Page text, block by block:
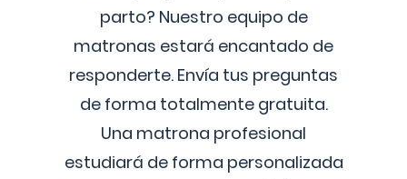
parto? Nuestro equipo de
matronas estará encantado de
responderte. Envía tus preguntas
de forma totalmente gratuita.
Una matrona profesional
estudiará de forma personalizada